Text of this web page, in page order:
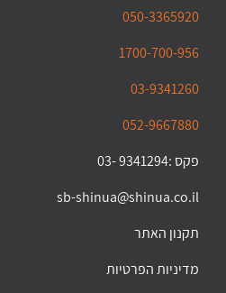
050-3365920
1700-700-956
03-9341260
052-9667880
פקס :9341294 -03
sb-shinua@shinua.co.il
תקנון האתר
מדיניות הפרטיות